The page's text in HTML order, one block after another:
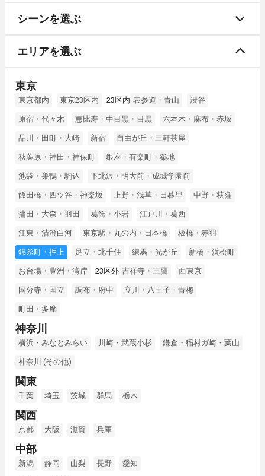
シーンを選ぶ
エリアを選ぶ
東京
東京都内 東京23区内 23区内 表参道・青山 渋谷
原宿・代々木 恵比寿・中目黒・目黒 六本木・麻布・赤坂
品川・田町・大崎 新宿 自由が丘・三軒茶屋
秋葉原・神田・神保町 銀座・有楽町・築地
池袋・巣鴨・駒込 下北沢・明大前・成城学園前
飯田橋・四ツ谷・神楽坂 上野・浅草・日暮里 中野・荻窪
蒲田・大森・羽田 葛飾・小岩 江戸川・葛西
江東・清澄白河 東京駅・丸の内・日本橋 板橋・赤羽
錦糸町・押上 足立・北千住 練馬・光が丘 新橋・浜松町
お台場・豊洲・湾岸 23区外 吉祥寺・三鷹 西東京
国分寺・国立 調布・府中 立川・八王子・青梅
町田・多摩
神奈川
横浜・みなとみらい 川崎・武蔵小杉 鎌倉・稲村ガ崎・葉山
神奈川 (その他)
関東
千葉 埼玉 茨城 群馬 栃木
関西
京都 大阪 滋賀 兵庫
中部
新潟 静岡 山梨 長野 愛知